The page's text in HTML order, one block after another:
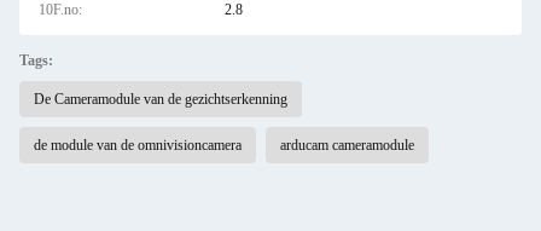
10F.no: 2.8
Tags:
De Cameramodule van de gezichtserkenning
de module van de omnivisioncamera arducam cameramodule